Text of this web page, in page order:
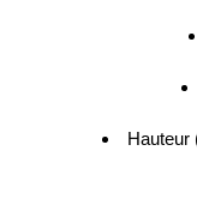
Hauteur